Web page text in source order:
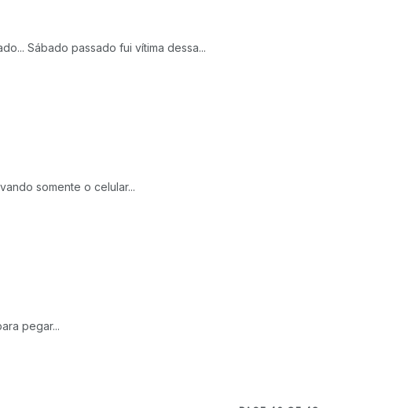
Sábado passado fui vítima dessa...
somente o celular...
pegar...